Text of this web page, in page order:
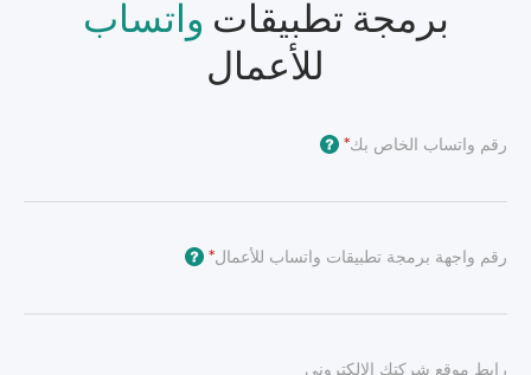
برمجة تطبيقات واتساب
للأعمال
رقم واتساب الخاص بك*
?
رقم واجهة برمجة تطبيقات واتساب للأعمال*
?
رابط موقع شركتك الإلكتروني